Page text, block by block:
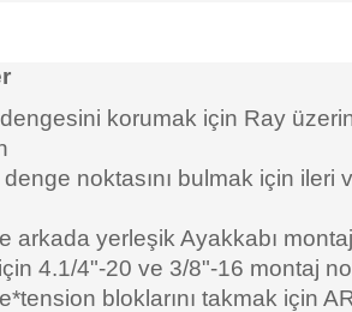
dengesini korumak için Ray
denge noktasını bulmak için ileri
arkada yerleşik Ayakkabı
4.1/4"-20 ve 3/8"-16 montaj
bloklarını takmak için